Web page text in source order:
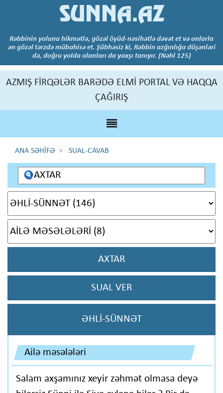
SUNNA.AZ
Rəbbinin yoluna hikmətlə, gözəl öyüd-nəsihətlə dəvət et və onlarla
ən gözəl tərzdə mübahisə et. Şübhəsiz ki, Rəbbin azğınlığa düşənləri
də, doğru yolda olanları da yaxşı tanıyır. (Nəhl 125)
AZMIŞ FİRQƏLƏR BARƏDƏ ELMİ PORTAL VƏ HAQQA
ÇAĞIRIŞ
ANA SƏHİFƏ SUAL-CAVAB
AXTAR
SUAL VER
ƏHLİ-SÜNNƏT
Ailə məsələləri
Salam axşamınız xeyir zəhmət olmasa deyə